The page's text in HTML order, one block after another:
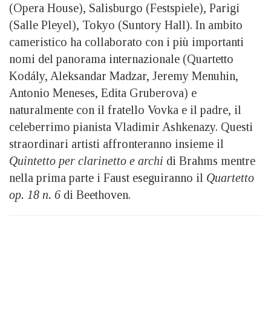
(Opera House), Salisburgo (Festspiele), Parigi
(Salle Pleyel), Tokyo (Suntory Hall). In ambito
cameristico ha collaborato con i più importanti
nomi del panorama internazionale (Quartetto
Kodály, Aleksandar Madzar, Jeremy Menuhin,
Antonio Meneses, Edita Gruberova) e
naturalmente con il fratello Vovka e il padre, il
celeberrimo pianista Vladimir Ashkenazy. Questi
straordinari artisti affronteranno insieme il
Quintetto per clarinetto e archi di Brahms mentre
nella prima parte i Faust eseguiranno il Quartetto
op. 18 n. 6 di Beethoven.